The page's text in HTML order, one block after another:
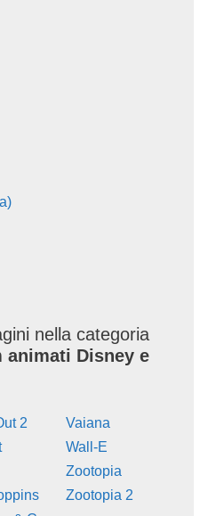
nella categoria
animati Disney e
2
Vaiana
Wall-E
Zootopia
Zootopia 2